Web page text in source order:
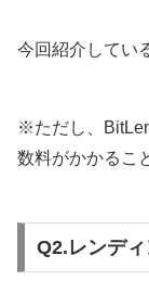
今回紹介してい
※ただし、
数料がかかるこ
Q2.レンデ